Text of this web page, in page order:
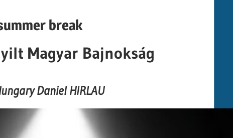
break
Magyar Bajnokság
Daniel HIRLAU
byWKF EUROPA